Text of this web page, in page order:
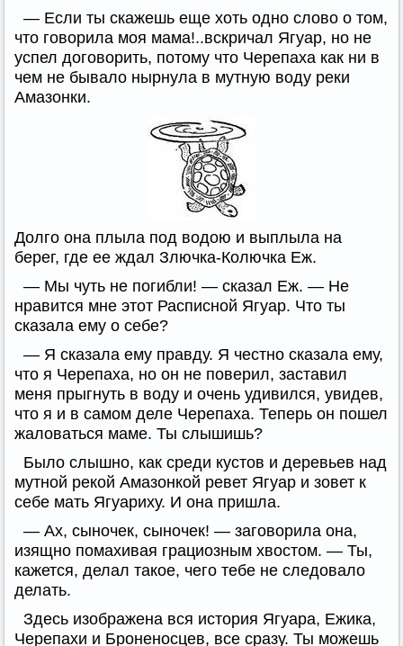
— Если ты скажешь еще хоть одно слово о том,
что говорила моя мама!..вскричал Ягуар, но не
успел договорить, потому что Черепаха как ни в
чем не бывало нырнула в мутную воду реки
Амазонки.
Долго она плыла под водою и выплыла на
берег, где ее ждал Злючка-Колючка Еж.
— Мы чуть не погибли! — сказал Еж. — Не
нравится мне этот Расписной Ягуар. Что ты
сказала ему о себе?
— Я сказала ему правду. Я честно сказала ему,
что я Черепаха, но он не поверил, заставил
меня прыгнуть в воду и очень удивился, увидев,
что я и в самом деле Черепаха. Теперь он пошел
жаловаться маме. Ты слышишь?
Было слышно, как среди кустов и деревьев над
мутной рекой Амазонкой ревет Ягуар и зовет к
себе мать Ягуариху. И она пришла.
— Ах, сыночек, сыночек! — заговорила она,
изящно помахивая грациозным хвостом. — Ты,
кажется, делал такое, чего тебе не следовало
делать.
Здесь изображена вся история Ягуара, Ежика,
Черепахи и Броненосцев, все сразу. Ты можешь